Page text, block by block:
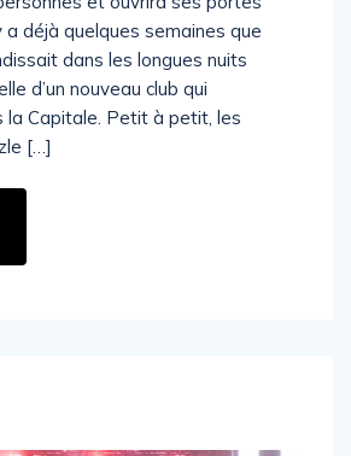
et ouvrira ses portes
déjà quelques semaines que
dans les longues nuits
d’un nouveau club qui
Capitale. Petit à petit, les